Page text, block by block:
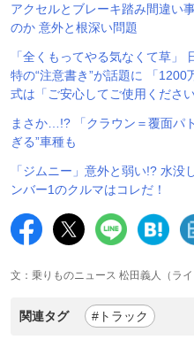
アクセルとブレーキ踏み間違い
のか 意外と根深い問題
「全くもってやる気なくて草」
特の“注意書き”が話題に 「
式は「ご安心してご使用ください
まさか…!? 「クラウン＝覆面パ
ぎる”車種も
「ジムニー」意外と弱い!? 水
ンバー1のクルマはコレだ！
文：乗りものニュース 松田義人（ライ
関連タグ #トラック